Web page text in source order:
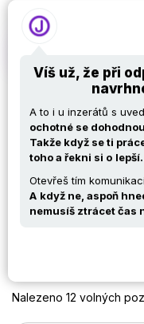
GSU
v IT na
Nalezeno 12 volných
Víš už, že při
A to i u inzerátů s
ochotné se
Takže když se ti
toho a řekni si o lepší.
Otevřeš tím
A když ne, aspoň
nemusíš ztrácet čas